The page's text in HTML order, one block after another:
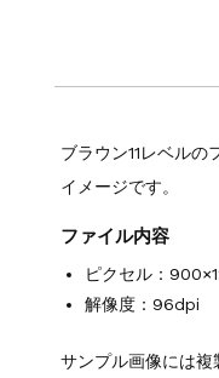
ブラウン11レベル
イメージです。
ファイル内容
ピクセル：
解像度：96dpi
サンプル画像には